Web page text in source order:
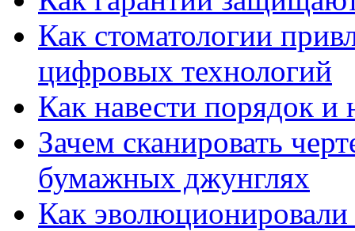
Как стоматологии
цифровых технологий
Как навести порядок и
Зачем сканировать
бумажных джунглях
Как